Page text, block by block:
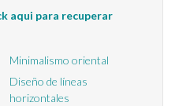
aqui para recuperar
Minimalismo oriental
Diseño de líneas
horizontales